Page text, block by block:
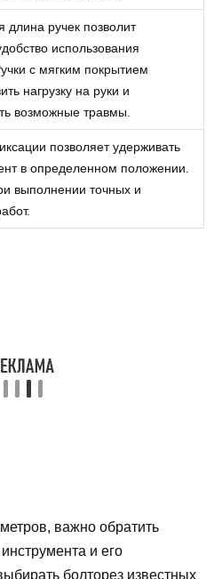
длина ручек позволит
использования
с мягким покрытием
нагрузку на руки и
возможные травмы.
позволяет удерживать
в определенном положении.
выполнении точных и
важно обратить
и его
болторез известных